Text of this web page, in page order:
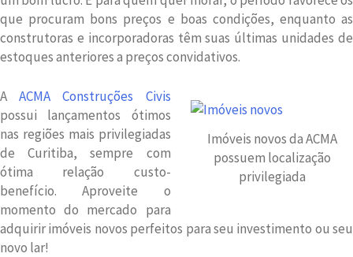
que procuram bons preços e boas condições, enquanto as
construtoras e incorporadoras têm suas últimas unidades de
estoques anteriores a preços convidativos.
Imóveis novos da ACMA
possuem localização
privilegiada
AACMA Construções Civis
possui lançamentos ótimos
nas regiões mais privilegiadas
de Curitiba, sempre com
ótima relação custo-
benefício. Aproveite o
momento do mercado para
adquirir imóveis novos perfeitos para seu investimento ou seu
novo lar!